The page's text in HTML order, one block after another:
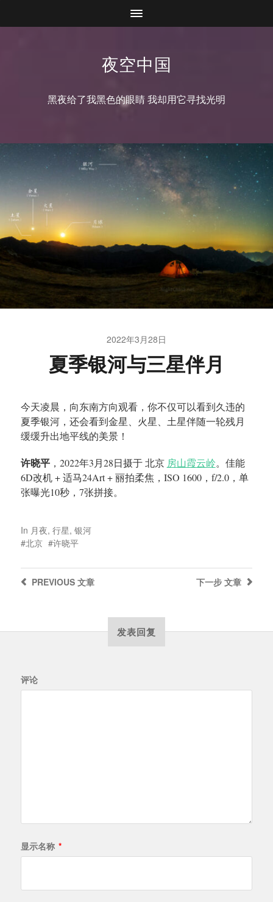
夜空中国
黑夜给了我黑色的眼睛 我却用它寻找光明
2022年3月28日
夏季银河与三星伴月
今天凌晨，向东南方向观看，你不仅可以看到久违的
夏季银河，还会看到金星、火星、土星伴随一轮残月
缓缓升出地平线的美景！
许晓平，2022年3月28日摄于 北京 房山霞云岭。佳能
6D改机 + 适马24Art + 丽拍柔焦，ISO 1600，f/2.0，单
张曝光10秒，7张拼接。
In 月夜, 行星, 银河
北京
许晓平
下一步 文章
PREVIOUS文章
发表回复
评论
显示名称 *